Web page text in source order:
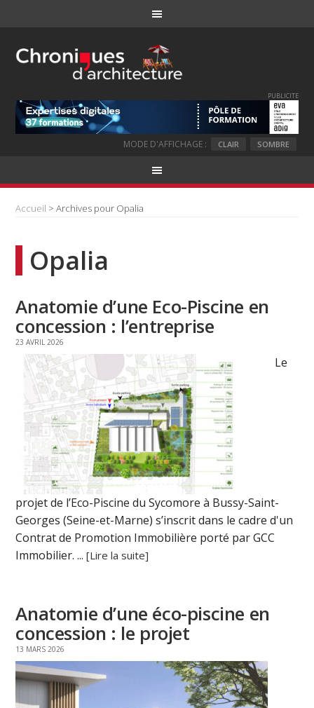
PUBLICITE
MODE D'AFFICHAGE : CLAIR SOMBRE
Accueil > Archives pour Opalia
Opalia
Anatomie d’une Eco-Piscine en
concession : l’entreprise
23 AVRIL 2026
Le
projet de l’Eco-Piscine du Sycomore à Bussy-Saint-
Georges (Seine-et-Marne) s’inscrit dans le cadre d'un
Contrat de Promotion Immobilière porté par GCC
Immobilier. ...[Lire la suite]
Anatomie d’une éco-piscine en
concession : le projet
13 MARS 2026